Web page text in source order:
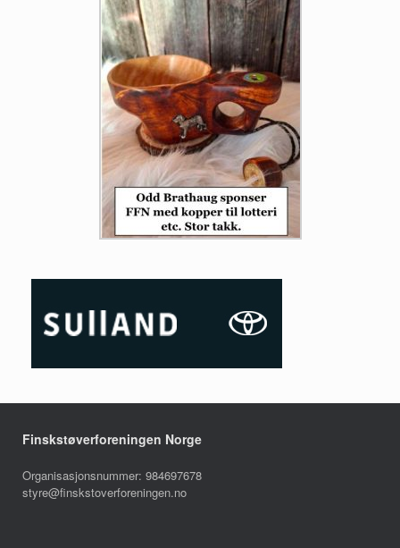
Finskstøverforeningen Norge
Organisasjonsnummer: 984697678
styre@finskstoverforeningen.no